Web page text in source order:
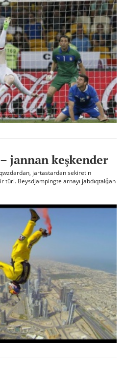
jannan keşkender
jartastardan sekiretin
türi. Beysdjampingte arnayı jabdıqtalğan